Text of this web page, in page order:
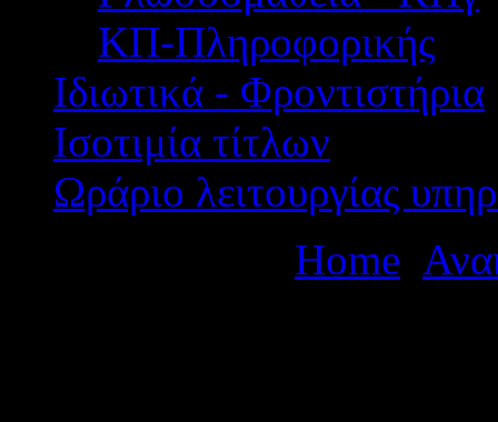
ΚΠ-Πληροφορικής
Ιδιωτικά - Φροντιστήρια
Ισοτιμία τίτλων
Ωράριο λειτουργίας
Home